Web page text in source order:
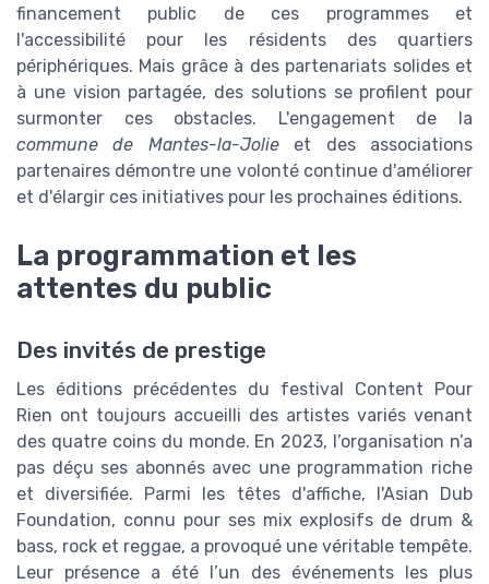
financement public de ces programmes et
l'accessibilité pour les résidents des quartiers
périphériques. Mais grâce à des partenariats solides et
à une vision partagée, des solutions se profilent pour
surmonter ces obstacles. L'engagement de la
commune de Mantes-la-Jolieet des associations
partenaires démontre une volonté continue d'améliorer
et d'élargir ces initiatives pour les prochaines éditions.
La programmation et les
attentes du public
Des invités de prestige
Les éditions précédentes du festival Content Pour
Rien ont toujours accueilli des artistes variés venant
des quatre coins du monde. En 2023, l’organisation n’a
pas déçu ses abonnés avec une programmation riche
et diversifiée. Parmi les têtes d'affiche, l'Asian Dub
Foundation, connu pour ses mix explosifs de drum &
bass, rock et reggae, a provoqué une véritable tempête.
Leur présence a été l’un des événements les plus